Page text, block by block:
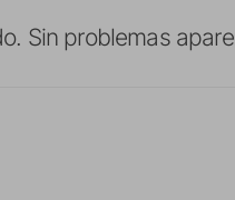
Sin problemas